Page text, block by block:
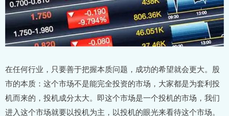
在任何行业，只要善于把握本质问题，成功的希望就会更大。股
市的本质：这个市场不是能完全投资的市场，大家都是为套利投
机而来的，投机成分太大。即这个市场是一个投机的市场，我们
进入这个市场就要以投机为主，以投机的眼光来看待这个市场。